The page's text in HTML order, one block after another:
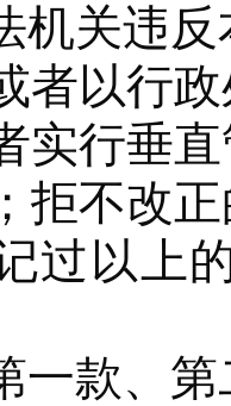
机关违
者以行
实行垂
拒不改
过以上
一款、